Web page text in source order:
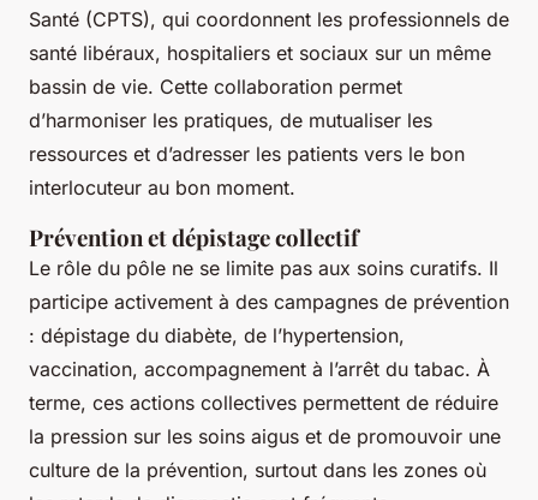
Santé (CPTS), qui coordonnent les professionnels de
santé libéraux, hospitaliers et sociaux sur un même
bassin de vie. Cette collaboration permet
d’harmoniser les pratiques, de mutualiser les
ressources et d’adresser les patients vers le bon
interlocuteur au bon moment.
Prévention et dépistage collectif
Le rôle du pôle ne se limite pas aux soins curatifs. Il
participe activement à des campagnes de prévention
: dépistage du diabète, de l’hypertension,
vaccination, accompagnement à l’arrêt du tabac. À
terme, ces actions collectives permettent de réduire
la pression sur les soins aigus et de promouvoir une
culture de la prévention, surtout dans les zones où